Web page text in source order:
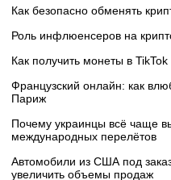
Как безопасно обменять
Роль инфлюенсеров на
Как получить монеты в
Французский онлайн: как
Париж
Почему украинцы всё чаще
международных перелётов
Автомобили из США под
увеличить объемы продаж